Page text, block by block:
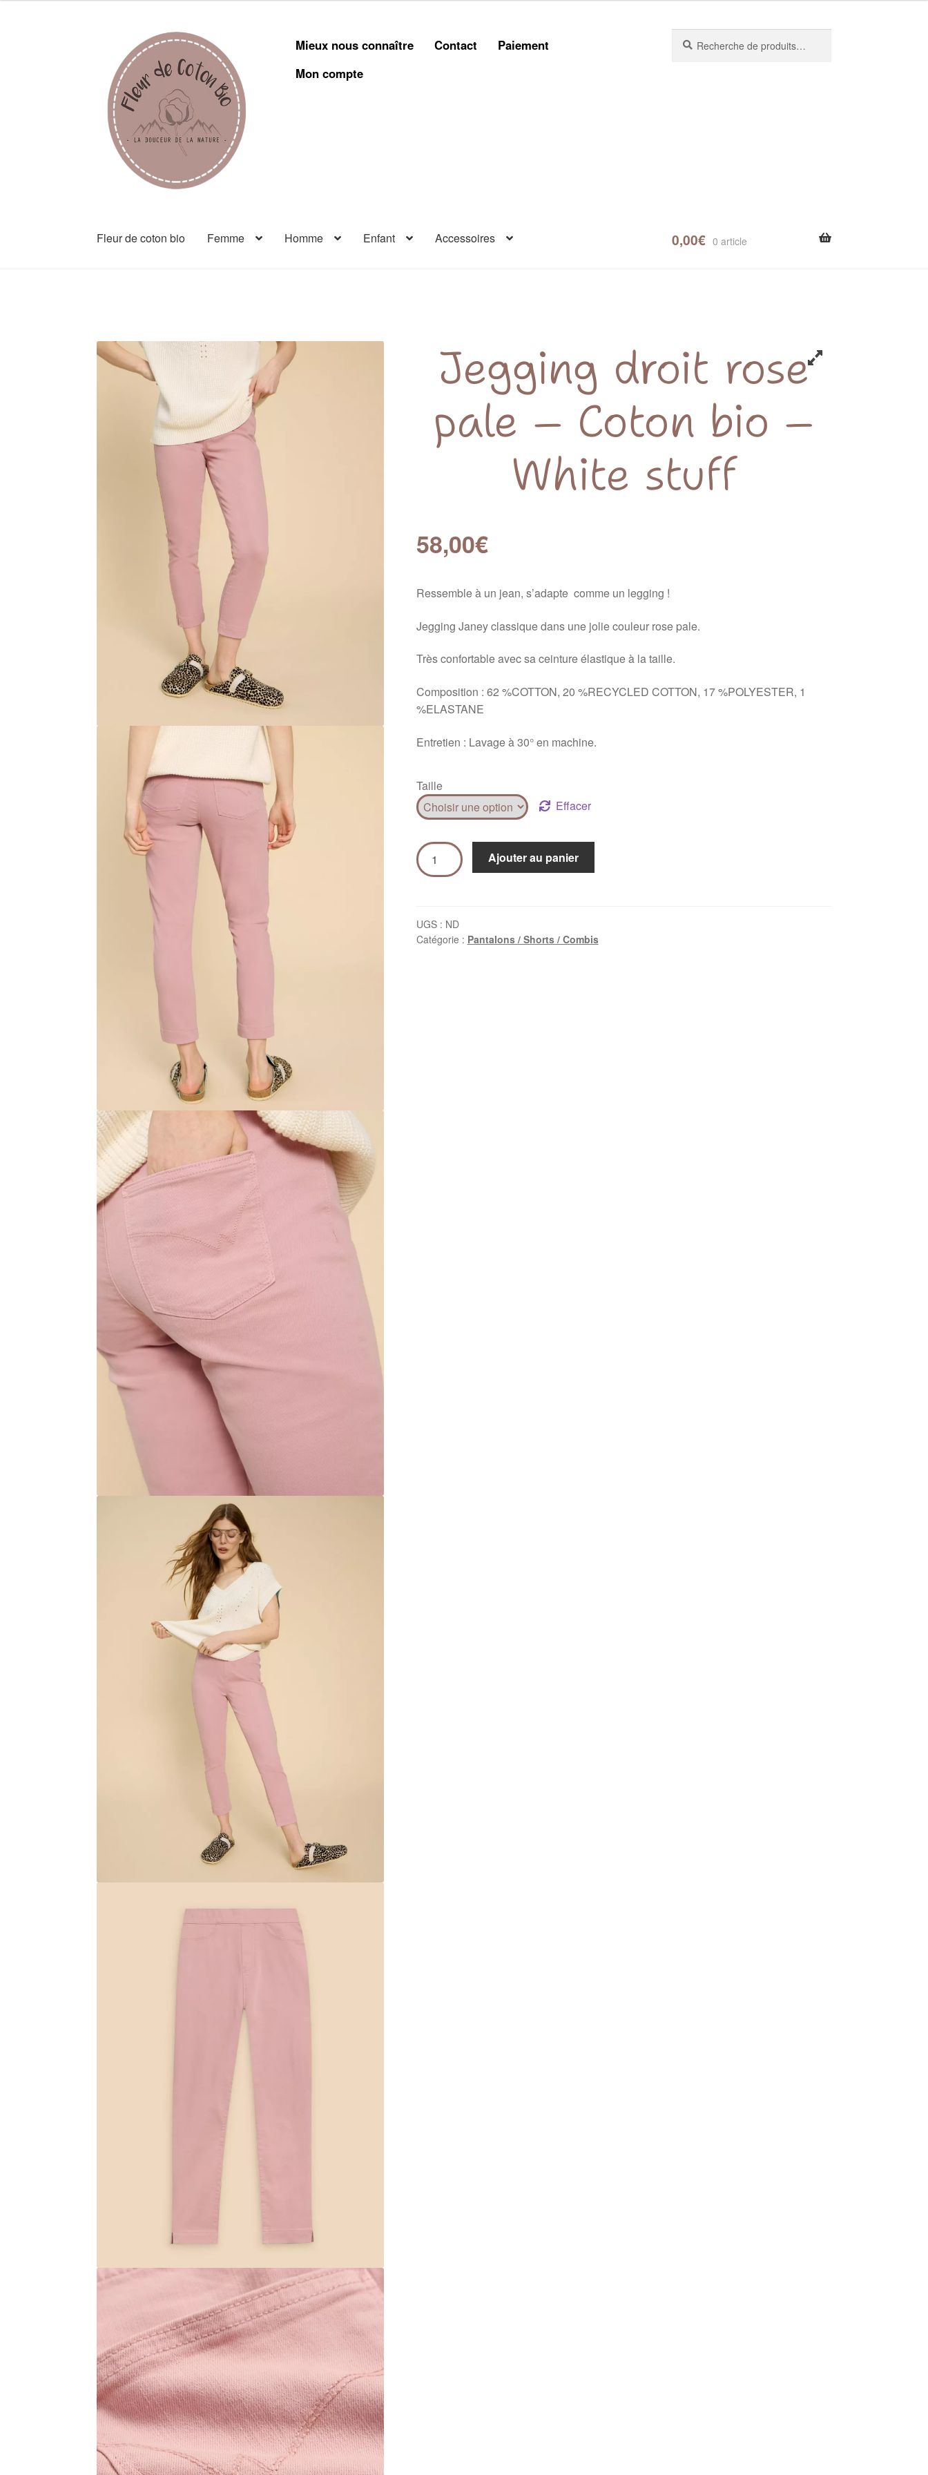
Mieux nous connaître Contact
Paiement
Mon compte
Fleur de coton bio Femme Homme Enfant Accessoires 0,00€ 0 article
Jegging droit rose
pale – Coton bio –
White stuff
58,00€
Ressemble à un jean, s’adapte comme un legging !
Jegging Janey classique dans une jolie couleur rose pale.
Très confortable avec sa ceinture élastique à la taille.
Composition : 62 %COTTON, 20 %RECYCLED COTTON, 17 %POLYESTER, 1
%ELASTANE
Entretien : Lavage à 30° en machine.
Taille
Effacer
Ajouter au panier
UGS : ND
Catégorie : Pantalons / Shorts / Combis